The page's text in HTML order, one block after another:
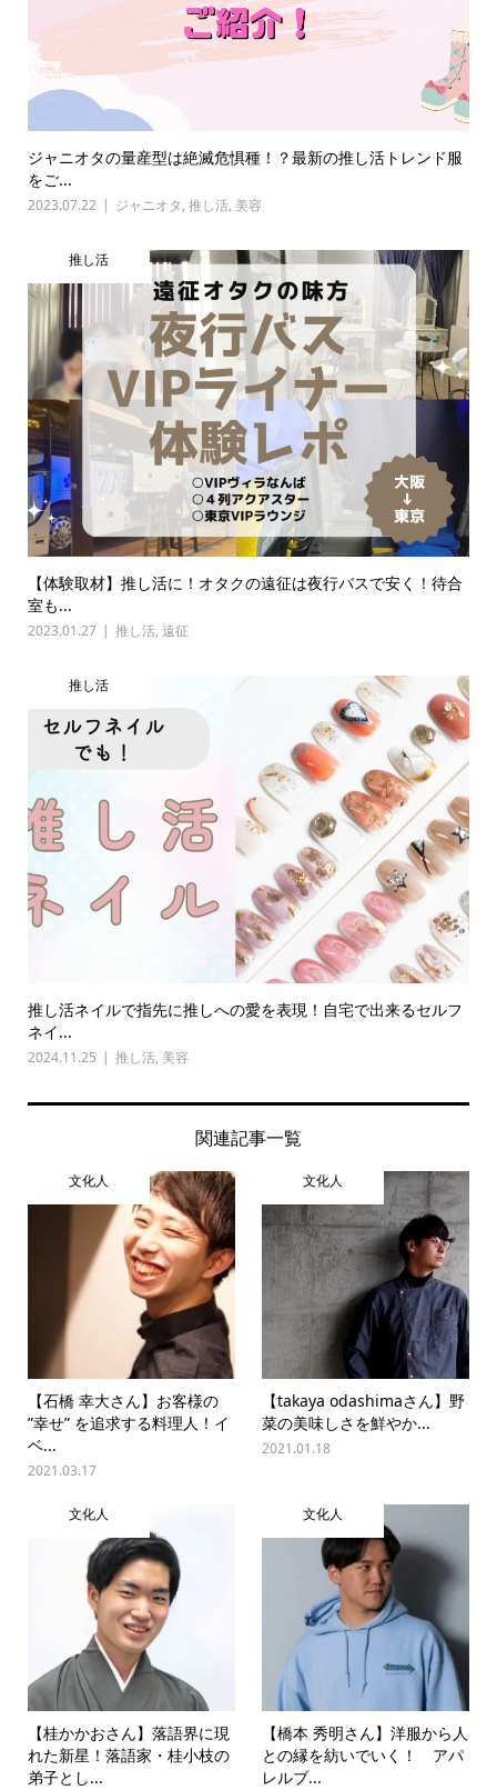
ジャニオタの量産型は絶滅危惧種！？最新の推し活トレンド服
をご...
2023.07.22 ジャニオタ, 推し活, 美容
推し活
【体験取材】推し活に！オタクの遠征は夜行バスで安く！待合
室も...
2023.01.27 推し活, 遠征
推し活
推し活ネイルで指先に推しへの愛を表現！自宅で出来るセルフ
ネイ...
2024.11.25 推し活, 美容
関連記事一覧
文化人
【石橋 幸大さん】お客様の
”幸せ” を追求する料理人！イ
ベ...
2021.03.17
文化人
【takaya odashimaさん】野
菜の美味しさを鮮やか...
2021.01.18
文化人
【桂かかおさん】落語界に現
れた新星！落語家・桂小枝の
弟子とし...
文化人
【橋本 秀明さん】洋服から人
との縁を紡いでいく！ アパ
レルブ...